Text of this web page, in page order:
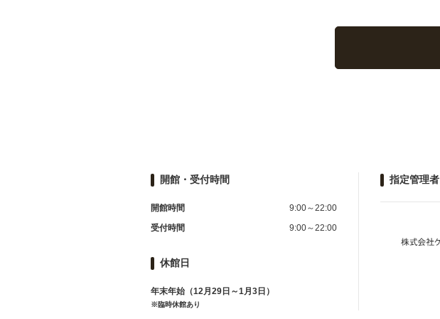
開館・受付時間
開館時間
9:00～22:00
受付時間
9:00～22:00
休館日
年末年始（12月29日～1月3日）
※臨時休館あり
指定管理者